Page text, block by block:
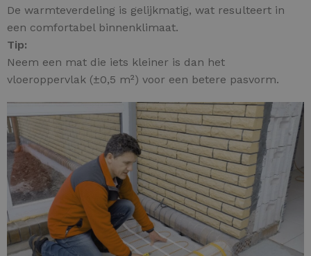
De warmteverdeling is gelijkmatig, wat resulteert in
een comfortabel binnenklimaat.
Tip:
Neem een mat die iets kleiner is dan het
vloeroppervlak (±0,5 m²) voor een betere pasvorm.